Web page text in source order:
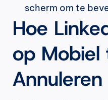
scherm om te
Hoe
op Mobiel
Annuleren